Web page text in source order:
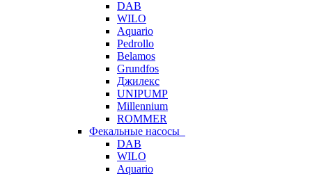
DAB
WILO
Aquario
Pedrollo
Belamos
Grundfos
Джилекс
UNIPUMP
Millennium
ROMMER
Фекальные насосы
DAB
WILO
Aquario